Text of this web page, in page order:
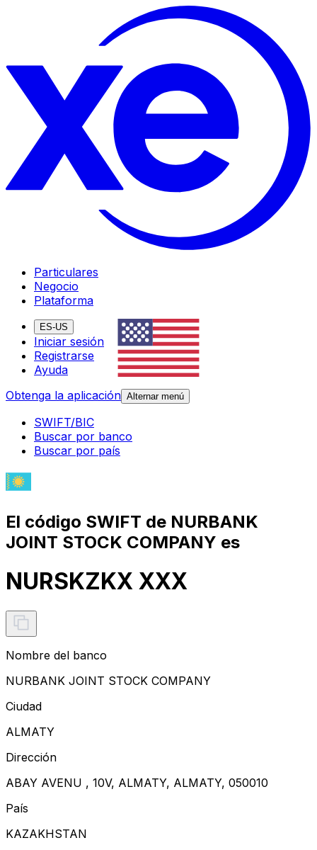
Particulares
Negocio
Plataforma
ES-US
Iniciar sesión
Registrarse
Ayuda
Obtenga la aplicación Alternar menú
SWIFT/BIC
Buscar por banco
Buscar por país
El código SWIFT de NURBANK
JOINT STOCK COMPANY es
NURSKZKX XXX
Nombre del banco
NURBANK JOINT STOCK COMPANY
Ciudad
ALMATY
Dirección
ABAY AVENU , 10V, ALMATY, ALMATY, 050010
País
KAZAKHSTAN